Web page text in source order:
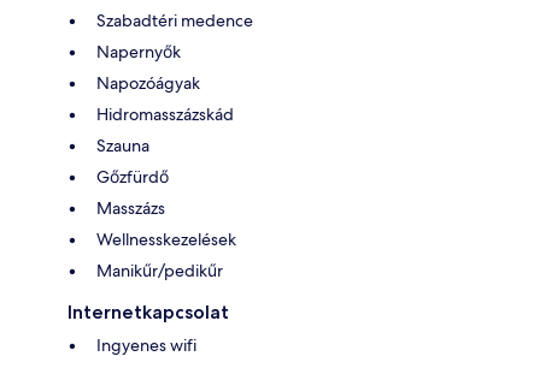
Szabadtéri medence
Napernyők
Napozóágyak
Hidromasszázskád
Szauna
Gőzfürdő
Masszázs
Wellnesskezelések
Manikűr/pedikűr
Internetkapcsolat
Ingyenes wifi